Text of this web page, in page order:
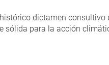
dictamen consultivo
sólida para la acción